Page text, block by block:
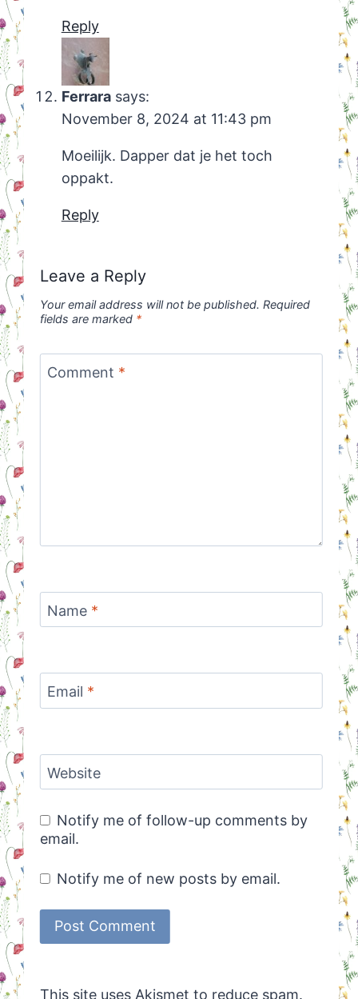
Reply
Ferrara says:
November 8, 2024 at 11:43 pm
Moeilijk. Dapper dat je het toch
oppakt.
Reply
Leave a Reply
Your email address will not be published. Required
fields are marked *
Comment *
Name *
Email *
Website
Notify me of follow-up comments by
email.
Notify me of new posts by email.
This site uses Akismet to reduce spam.